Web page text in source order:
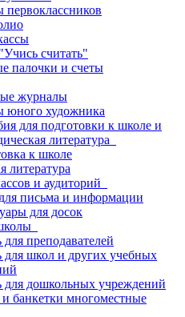
первоклассников
считать"
палочки и счеты
журналы
юного художника
для подготовки к школе и
литература
к школе
литература
и аудиторий
письма и информации
для досок
преподавателей
для школ и других учебных
для дошкольных учреждений
и банкетки многоместные